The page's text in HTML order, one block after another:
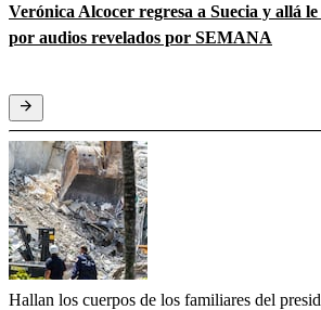
Verónica Alcocer regresa a Suecia y allá
por audios revelados por SEMANA
Hallan los cuerpos de los familiares del